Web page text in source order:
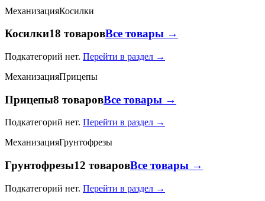
МеханизацияКосилки
Косилки18 товаровВсе товары →
Подкатегорий нет. Перейти в раздел →
МеханизацияПрицепы
Прицепы8 товаровВсе товары →
Подкатегорий нет. Перейти в раздел →
МеханизацияГрунтофрезы
Грунтофрезы12 товаровВсе товары →
Подкатегорий нет. Перейти в раздел →